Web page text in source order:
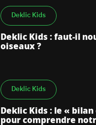
Deklic Kids
Deklic Kids : faut-il
oiseaux ?
Deklic Kids
Deklic Kids : le «
pour comprendre